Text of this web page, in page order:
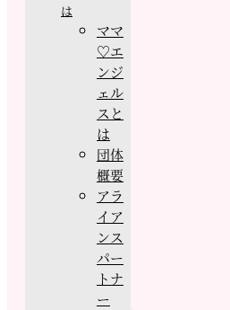
は
ママ
♡エ
ンジ
ェル
スと
は
団体
概要
アラ
イア
ンス
パー
トナ
ー